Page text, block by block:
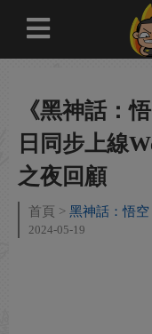
《黑神話：
日同步上線
之夜回顧
首頁 黑神話：悟空
2024-05-19